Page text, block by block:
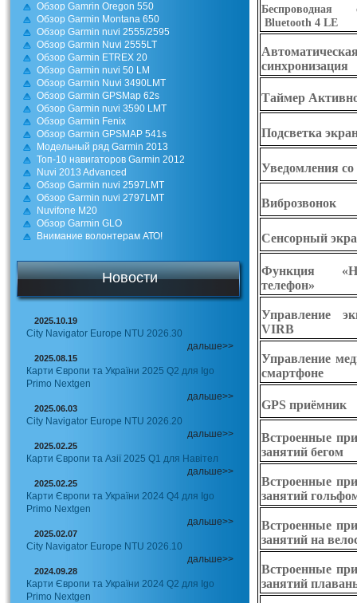
Обзор Gamrin Oregon 550
Обзор Garmin Montana 650
Обзор Garmin nuvi 2555/2595
Обзор Garmin Nuvi 2555LT
Обзор Garmin ETREX 20
Обзор Garmin nuvi 50 LM
Обзор Garmin Nuvi 3490LMT
Обзор Garmin GPSMap 62s
Обзор Garmin nuvi 3590 LMT
Обзор Garmin Fenix
Обзор Garmin GPSMAP 541s
Модельный ряд Garmin 2013
Топ-10 навигаторов Garmin 2012
Nuvi 2013 Advanced
Обзор Garmin nuvi 2597LMT
Обзор Garmin nuvi 2797LMT
Nuvifone M20
Обзор Garmin GLO
Внимание волонтерам АТО!
Новости
2025.10.19
City Navigator Europe NTU 2026.30
дальше>>
2025.08.15
Карти Європи та України 2025 Q2 для Igo
Primo Nextgen
дальше>>
2025.06.03
City Navigator Europe NTU 2026.20
дальше>>
2025.02.25
Карти Європи та Азії 2025 Q1 для Навітел
дальше>>
2025.02.25
Карти Європи та України 2024 Q4 для Igo
Primo Nextgen
дальше>>
2025.02.07
City Navigator Europe NTU 2026.10
дальше>>
2024.09.28
Карти Європи та України 2024 Q2 для Igo
Primo Nextgen
Беспроводная
Bluetooth 4 LE
синхронизация
Таймер
Подсветка
Уведомления
Виброзвонок
Сенсорный
Функция
телефон»
Управление
VIRB
Управление
смартфоне
GPS приёмник
Встроенные
занятий бегом
Встроенные
занятий
Встроенные
занятий на
Встроенные
занятий